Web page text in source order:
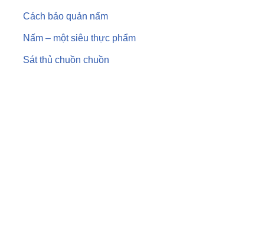
Cách bảo quản nấm
Nấm – một siêu thực phẩm
Sát thủ chuồn chuồn